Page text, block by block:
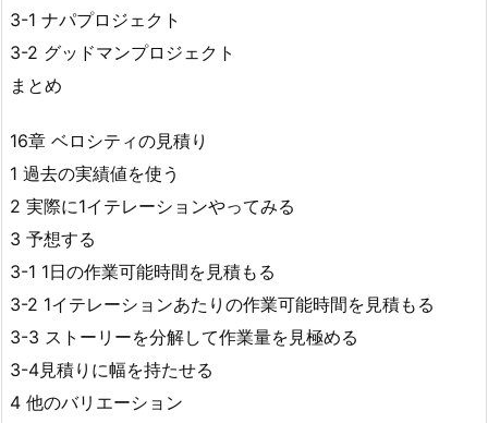
3-1 ナパプロジェクト
3-2 グッドマンプロジェクト
まとめ
16章 ベロシティの見積り
1 過去の実績値を使う
2 実際に1イテレーションやってみる
3 予想する
3-1 1日の作業可能時間を見積もる
3-2 1イテレーションあたりの作業可能時間を見積もる
3-3 ストーリーを分解して作業量を見極める
3-4見積りに幅を持たせる
4 他のバリエーション